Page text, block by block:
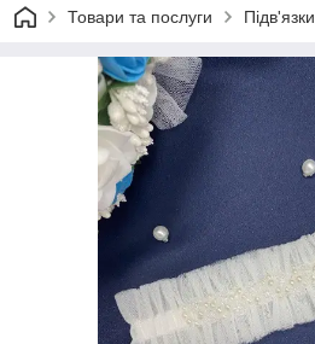
Товари та послуги Підв'язки